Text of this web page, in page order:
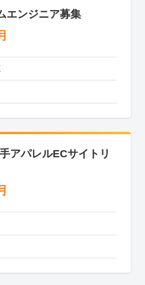
エンジニア募集
アパレルECサイトリ